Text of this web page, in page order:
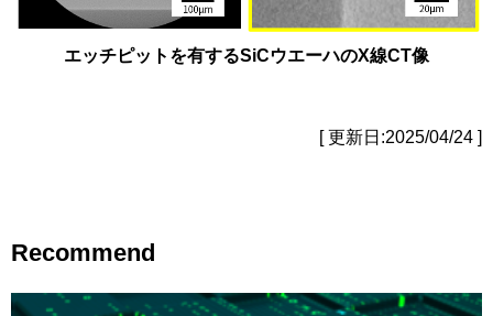
エッチピットを有するSiCウエーハのX線CT像
[ 更新日:2025/04/24 ]
Recommend